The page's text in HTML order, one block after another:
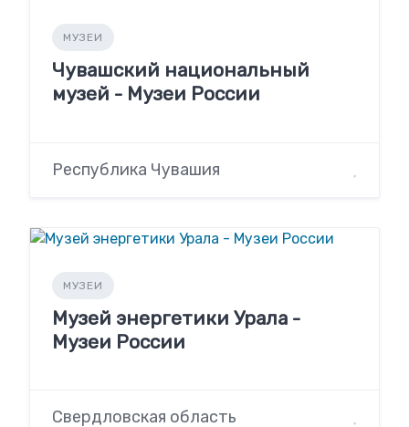
МУЗЕИ
Чувашский национальный
музей - Музеи России
Республика Чувашия
МУЗЕИ
Музей энергетики Урала -
Музеи России
Свердловская область